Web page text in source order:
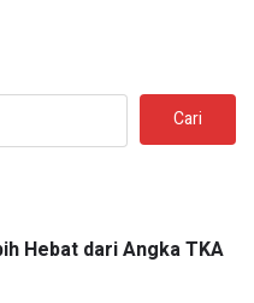
Cari
Hebat dari Angka TKA